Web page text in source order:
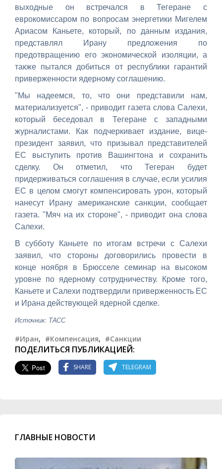
выходные он встречался в Тегеране с
еврокомиссаром по вопросам энергетики Мигелем
Ариасом Каньете, который, по данным издания,
представлял Ирану предложения по
предотвращению его экономической изоляции, а
также пытался добиться от республики гарантий
приверженности ядерному соглашению.
"Мы надеемся, то, что они представили нам,
материализуется", - приводит газета слова Салехи,
который беседовал в Тегеране с западными
журналистами. Как подчеркивает издание, вице-
президент заявил, что призывал представителей
ЕС выступить против Вашингтона и сохранить
сделку. Он отметил, что Тегеран будет
придерживаться соглашения в случае, если усилия
ЕС в целом смогут компенсировать урон, который
нанесут Ирану американские санкции, сообщает
газета. "Мяч на их стороне", - приводит она слова
Салехи.
В субботу Каньете по итогам встречи с Салехи
заявил, что стороны договорились провести в
конце ноября в Брюсселе семинар на высоком
уровне по ядерному сотрудничеству. Кроме того,
Каньете и Салехи подтвердили приверженность ЕС
и Ирана действующей ядерной сделке.
Источник: ТАСС
#Иран, #Компенсация, #Санкции
ПОДЕЛИТЬСЯ ПУБЛИКАЦИЕЙ:
SHARE TELEGRAM
ГЛАВНЫЕ НОВОСТИ